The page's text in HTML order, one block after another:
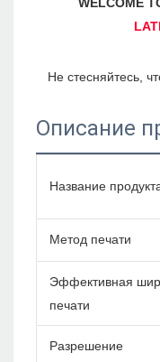
Описание
Название
Метод печати
Эффективная
печати
Разрешение